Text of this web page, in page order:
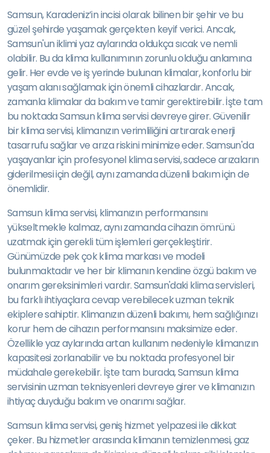
Samsun, Karadeniz’in incisi olarak bilinen bir şehir ve bu
güzel şehirde yaşamak gerçekten keyif verici. Ancak,
Samsun'un iklimi yaz aylarında oldukça sıcak ve nemli
olabilir. Bu da klima kullanımının zorunlu olduğu anlamına
gelir. Her evde ve iş yerinde bulunan klimalar, konforlu bir
yaşam alanı sağlamak için önemli cihazlardır. Ancak,
zamanla klimalar da bakım ve tamir gerektirebilir. İşte tam
bu noktada Samsun klima servisi devreye girer. Güvenilir
bir klima servisi, klimanızın verimliliğini artırarak enerji
tasarrufu sağlar ve arıza riskini minimize eder. Samsun'da
yaşayanlar için profesyonel klima servisi, sadece arızaların
giderilmesi için değil, aynı zamanda düzenli bakım için de
önemlidir.
Samsun klima servisi, klimanızın performansını
yükseltmekle kalmaz, aynı zamanda cihazın ömrünü
uzatmak için gerekli tüm işlemleri gerçekleştirir.
Günümüzde pek çok klima markası ve modeli
bulunmaktadır ve her bir klimanın kendine özgü bakım ve
onarım gereksinimleri vardır. Samsun'daki klima servisleri,
bu farklı ihtiyaçlara cevap verebilecek uzman teknik
ekiplere sahiptir. Klimanızın düzenli bakımı, hem sağlığınızı
korur hem de cihazın performansını maksimize eder.
Özellikle yaz aylarında artan kullanım nedeniyle klimanızın
kapasitesi zorlanabilir ve bu noktada profesyonel bir
müdahale gerekebilir. İşte tam burada, Samsun klima
servisinin uzman teknisyenleri devreye girer ve klimanızın
ihtiyaç duyduğu bakım ve onarımı sağlar.
Samsun klima servisi, geniş hizmet yelpazesi ile dikkat
çeker. Bu hizmetler arasında klimanın temizlenmesi, gaz